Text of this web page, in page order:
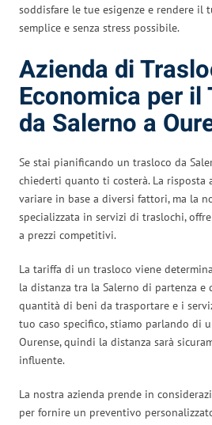
soddisfare le tue esigenze e rendere il
semplice e senza stress possibile.
Azienda di
Economica per il
da Salerno a
Se stai pianificando un trasloco da
chiederti quanto ti costerà. La risposta
variare in base a diversi fattori, ma la
specializzata in servizi di traslochi,
a prezzi competitivi.
La tariffa di un trasloco viene
la distanza tra la Salerno di partenza e
quantità di beni da trasportare e i
tuo caso specifico, stiamo parlando di
Ourense, quindi la distanza sarà
influente.
La nostra azienda prende in
per fornire un preventivo